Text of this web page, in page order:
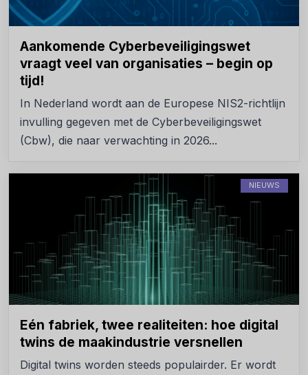
Aankomende Cyberbeveiligingswet
vraagt veel van organisaties – begin op
tijd!
In Nederland wordt aan de Europese NIS2-richtlijn
invulling gegeven met de Cyberbeveiligingswet
(Cbw), die naar verwachting in 2026...
NIEUWS
Eén fabriek, twee realiteiten: hoe digital
twins de maakindustrie versnellen
Digital twins worden steeds populairder. Er wordt